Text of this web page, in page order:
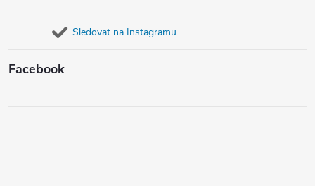
Sledovat na Instagramu
Facebook